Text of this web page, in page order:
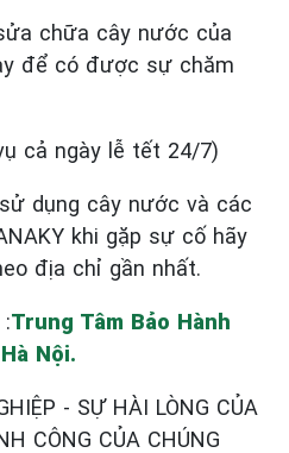
chữa cây nước của
để có được sự chăm
cả ngày lễ tết 24/7)
dụng cây nước và các
khi gặp sự cố hãy
địa chỉ gần nhất.
Trung Tâm Bảo Hành
Nội.
- SỰ HÀI LÒNG CỦA
CÔNG CỦA CHÚNG